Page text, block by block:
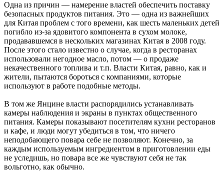
Одна из причин — намерение властей обеспечить поставку
безопасных продуктов питания. Это — одна из важнейших
для Китая проблем с того времени, как шесть маленьких детей
погибло из-за ядовитого компонента в сухом молоке,
продававшемся в нескольких магазинах Китая в 2008 году.
После этого стало известно о случае, когда в ресторанах
использовали негодное масло, потом — о продаже
некачественного топлива и т.п. Власти Китая, равно, как и
жители, пытаются бороться с компаниями, которые
используют в работе подобные методы.
В том же Янцине власти распорядились устанавливать
камеры наблюдения и экраны в пунктах общественного
питания. Камеры показывают посетителям кухни ресторанов
и кафе, и люди могут убедиться в том, что ничего
неподобающего повара себе не позволяют. Конечно, за
каждым используемым ингредиентом в приготовлении еды
не уследишь, но повара все же чувствуют себя не так
вольготно, как обычно.